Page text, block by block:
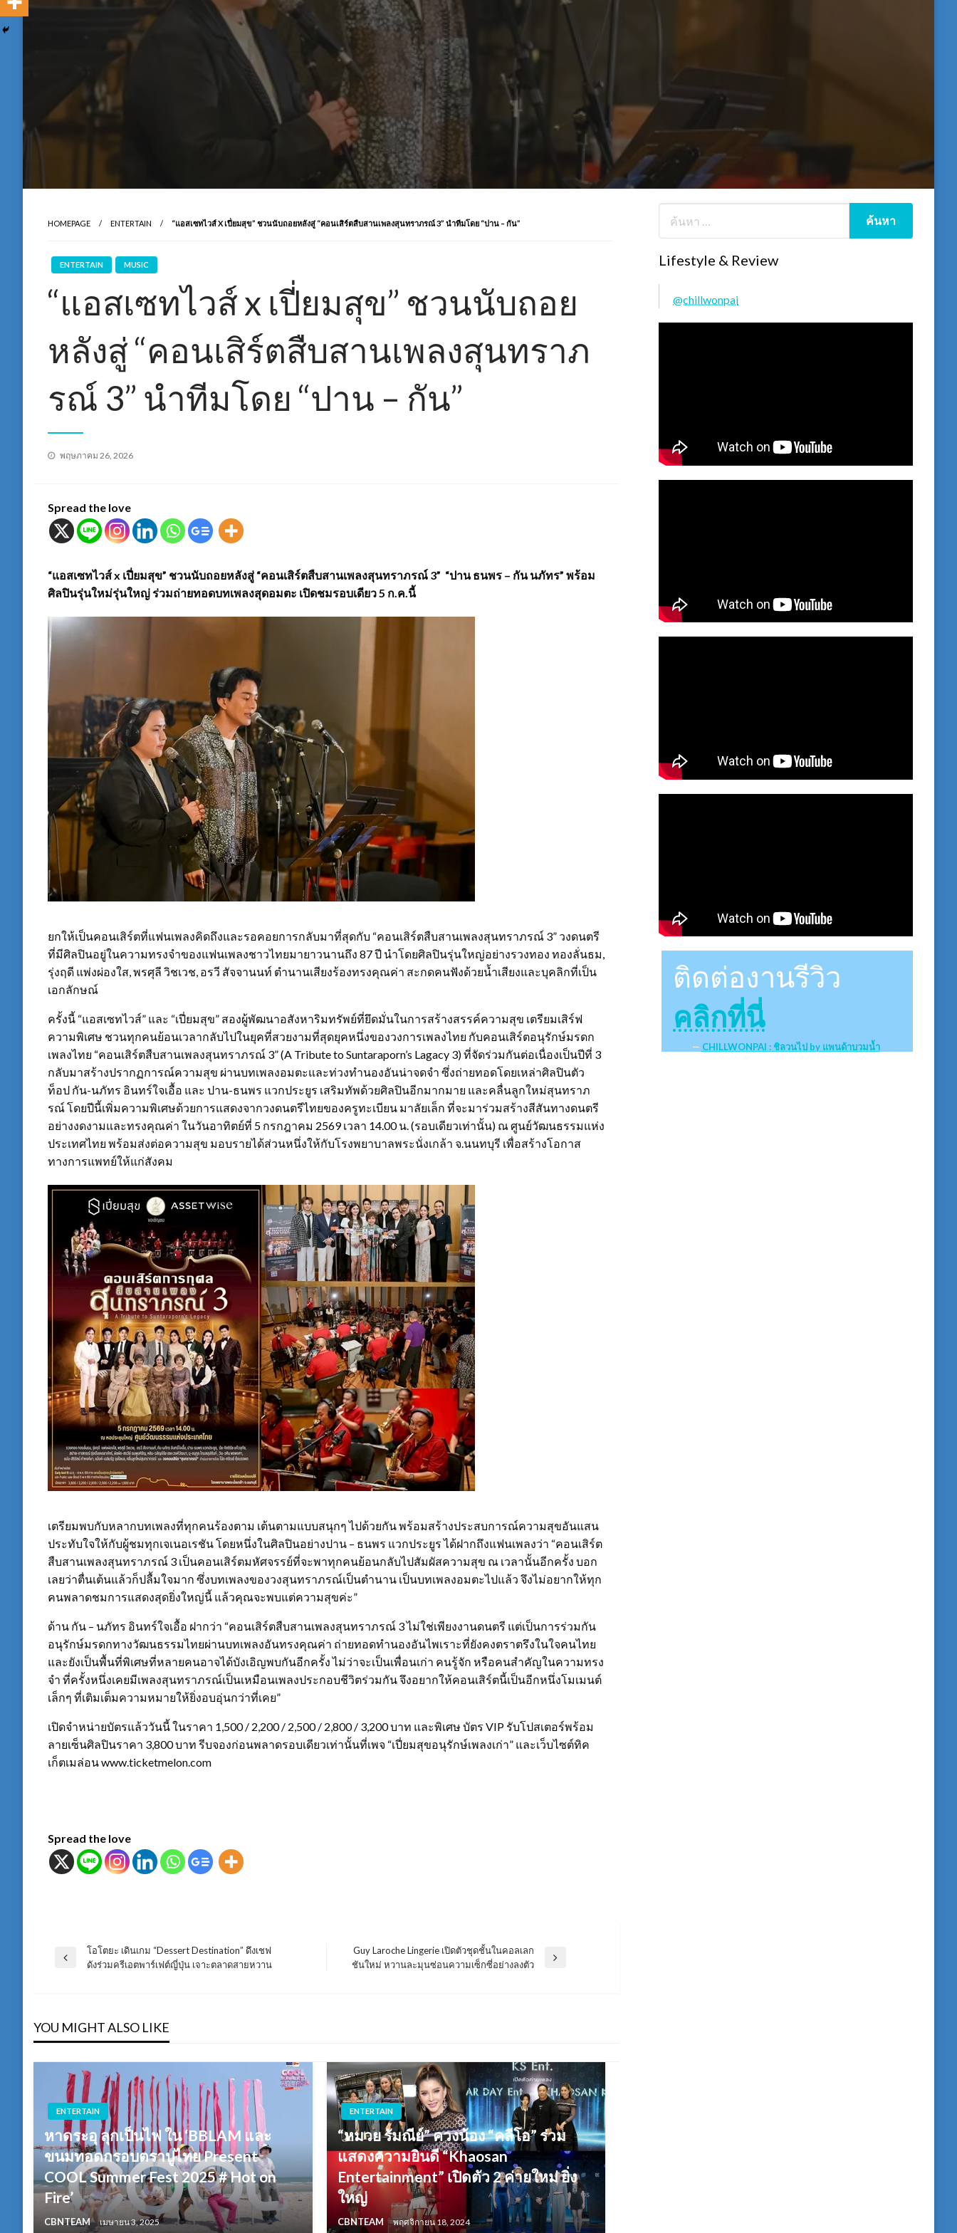
HOMEPAGE ENTERTAIN “แอสเซทไวส์ X เปี่ยมสุข” ชวนนับถอยหลังสู่ “คอนเสิร์ตสืบสานเพลงสุนทราภรณ์ 3” นำทีมโดย “ปาน – กัน”
ENTERTAIN MUSIC
“แอสเซทไวส์ x เปี่ยมสุข” ชวนนับถอย
หลังสู่ “คอนเสิร์ตสืบสานเพลงสุนทราภ
รณ์ 3” นำทีมโดย “ปาน – กัน”
Posted
พฤษภาคม 26, 2026
Spread the love
“แอสเซทไวส์ x เปี่ยมสุข” ชวนนับถอยหลังสู่ “คอนเสิร์ตสืบสานเพลงสุนทราภรณ์ 3” “ปาน ธนพร – กัน นภัทร” พร้อม
ศิลปินรุ่นใหม่รุ่นใหญ่ ร่วมถ่ายทอดบทเพลงสุดอมตะ เปิดชมรอบเดียว 5 ก.ค.นี้
ยกให้เป็นคอนเสิร์ตที่แฟนเพลงคิดถึงและรอคอยการกลับมาที่สุดกับ “คอนเสิร์ตสืบสานเพลงสุนทราภรณ์ 3” วงดนตรี
ที่มีศิลปินอยู่ในความทรงจำของแฟนเพลงชาวไทยมายาวนานถึง 87 ปี นำโดยศิลปินรุ่นใหญ่อย่างรวงทอง ทองลั่นธม,
รุ่งฤดี แพ่งผ่องใส, พรศุลี วิชเวช, อรวี สัจจานนท์ ตำนานเสียงร้องทรงคุณค่า สะกดคนฟังด้วยน้ำเสียงและบุคลิกที่เป็น
เอกลักษณ์
ครั้งนี้ “แอสเซทไวส์” และ “เปี่ยมสุข” สองผู้พัฒนาอสังหาริมทรัพย์ที่ยึดมั่นในการสร้างสรรค์ความสุข เตรียมเสิร์ฟ
ความพิเศษ ชวนทุกคนย้อนเวลากลับไปในยุคที่สวยงามที่สุดยุคหนึ่งของวงการเพลงไทย กับคอนเสิร์ตอนุรักษ์มรดก
เพลงไทย “คอนเสิร์ตสืบสานเพลงสุนทราภรณ์ 3” (A Tribute to Suntaraporn’s Lagacy 3) ที่จัดร่วมกันต่อเนื่องเป็นปีที่ 3
กลับมาสร้างปรากฏการณ์ความสุข ผ่านบทเพลงอมตะและท่วงทำนองอันน่าจดจำ ซึ่งถ่ายทอดโดยเหล่าศิลปินตัว
ท็อป กัน-นภัทร อินทร์ใจเอื้อ และ ปาน-ธนพร แวกประยูร เสริมทัพด้วยศิลปินอีกมากมาย และคลื่นลูกใหม่สุนทราภ
รณ์ โดยปีนี้เพิ่มความพิเศษด้วยการแสดงจากวงดนตรีไทยของครูทะเบียน มาลัยเล็ก ที่จะมาร่วมสร้างสีสันทางดนตรี
อย่างงดงามและทรงคุณค่า ในวันอาทิตย์ที่ 5 กรกฎาคม 2569 เวลา 14.00 น. (รอบเดียวเท่านั้น) ณ ศูนย์วัฒนธรรมแห่ง
ประเทศไทย พร้อมส่งต่อความสุข มอบรายได้ส่วนหนึ่งให้กับโรงพยาบาลพระนั่งเกล้า จ.นนทบุรี เพื่อสร้างโอกาส
ทางการแพทย์ให้แก่สังคม
เตรียมพบกับหลากบทเพลงที่ทุกคนร้องตาม เต้นตามแบบสนุกๆ ไปด้วยกัน พร้อมสร้างประสบการณ์ความสุขอันแสน
ประทับใจให้กับผู้ชมทุกเจเนอเรชัน โดยหนึ่งในศิลปินอย่างปาน – ธนพร แวกประยูร ได้ฝากถึงแฟนเพลงว่า “คอนเสิร์ต
สืบสานเพลงสุนทราภรณ์ 3 เป็นคอนเสิร์ตมหัศจรรย์ที่จะพาทุกคนย้อนกลับไปสัมผัสความสุข ณ เวลานั้นอีกครั้ง บอก
เลยว่าตื่นเต้นแล้วก็ปลื้มใจมาก ซึ่งบทเพลงของวงสุนทราภรณ์เป็นตำนาน เป็นบทเพลงอมตะไปแล้ว จึงไม่อยากให้ทุก
คนพลาดชมการแสดงสุดยิ่งใหญ่นี้ แล้วคุณจะพบแต่ความสุขค่ะ”
ด้าน กัน – นภัทร อินทร์ใจเอื้อ ฝากว่า “คอนเสิร์ตสืบสานเพลงสุนทราภรณ์ 3 ไม่ใช่เพียงงานดนตรี แต่เป็นการร่วมกัน
อนุรักษ์มรดกทางวัฒนธรรมไทยผ่านบทเพลงอันทรงคุณค่า ถ่ายทอดทำนองอันไพเราะที่ยังคงตราตรึงในใจคนไทย
และยังเป็นพื้นที่พิเศษที่หลายคนอาจได้บังเอิญพบกันอีกครั้ง ไม่ว่าจะเป็นเพื่อนเก่า คนรู้จัก หรือคนสำคัญในความทรง
จำ ที่ครั้งหนึ่งเคยมีเพลงสุนทราภรณ์เป็นเหมือนเพลงประกอบชีวิตร่วมกัน จึงอยากให้คอนเสิร์ตนี้เป็นอีกหนึ่งโมเมนต์
เล็กๆ ที่เติมเต็มความหมายให้ยิ่งอบอุ่นกว่าที่เคย”
เปิดจำหน่ายบัตรแล้ววันนี้ ในราคา 1,500 / 2,200 / 2,500 / 2,800 / 3,200 บาท และพิเศษ บัตร VIP รับโปสเตอร์พร้อม
ลายเซ็นศิลปินราคา 3,800 บาท รีบจองก่อนพลาดรอบเดียวเท่านั้นที่เพจ “เปี่ยมสุขอนุรักษ์เพลงเก่า” และเว็บไซต์ทิค
เก็ตเมล่อน www.ticketmelon.com
Spread the love
แนะแนว
Previous
โอโตยะ เดินเกม “Dessert Destination” ดึงเชฟ
ดังร่วมครีเอตพาร์เฟต์ญี่ปุ่น เจาะตลาดสายหวาน
Next
Guy Laroche Lingerie เปิดตัวชุดชั้นในคอลเลก
ชันใหม่ หวานละมุนซ่อนความเซ็กซี่อย่างลงตัว
YOU MIGHT ALSO LIKE
ENTERTAIN
หาดระอุ ลุกเป็นไฟ ใน ‘BBLAM และ
ขนมทอดกรอบตราปูไทย Present
COOL Summer Fest 2025 # Hot on
Fire’
CBNTEAM เมษายน 3, 2025
ENTERTAIN
“หมวย รัมณีย์” ควงน้อง “คลีโอ” ร่วม
แสดงความยินดี “Khaosan
Entertainment” เปิดตัว 2 ค่ายใหม่ ยิ่ง
ใหญ่
CBNTEAM พฤศจิกายน 18, 2024
Lifestyle & Review
@chillwonpai
ติดต่องานรีวิว
คลิกที่นี่
CHILLWONPAI : ชิลวนไป by แพนด้าบวมน้ำ